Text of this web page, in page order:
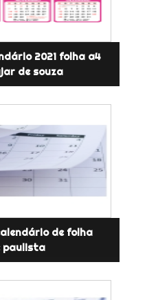
2021 folha a4
de souza
de folha
paulista